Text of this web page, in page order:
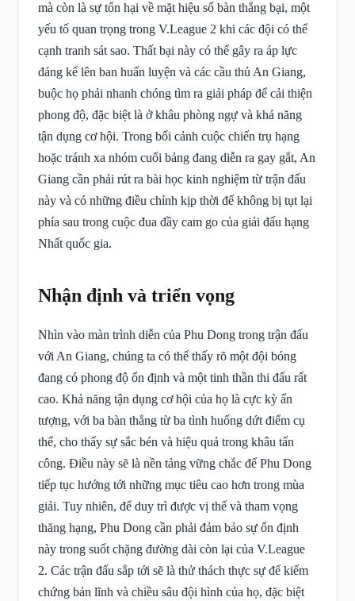
mà còn là sự tổn hại về mặt hiệu số bàn thắng bại, một
yếu tố quan trọng trong V.League 2 khi các đội có thể
cạnh tranh sát sao. Thất bại này có thể gây ra áp lực
đáng kể lên ban huấn luyện và các cầu thủ An Giang,
buộc họ phải nhanh chóng tìm ra giải pháp để cải thiện
phong độ, đặc biệt là ở khâu phòng ngự và khả năng
tận dụng cơ hội. Trong bối cảnh cuộc chiến trụ hạng
hoặc tránh xa nhóm cuối bảng đang diễn ra gay gắt, An
Giang cần phải rút ra bài học kinh nghiệm từ trận đấu
này và có những điều chỉnh kịp thời để không bị tụt lại
phía sau trong cuộc đua đầy cam go của giải đấu hạng
Nhất quốc gia.
Nhận định và triển vọng
Nhìn vào màn trình diễn của Phu Dong trong trận đấu
với An Giang, chúng ta có thể thấy rõ một đội bóng
đang có phong độ ổn định và một tinh thần thi đấu rất
cao. Khả năng tận dụng cơ hội của họ là cực kỳ ấn
tượng, với ba bàn thắng từ ba tình huống dứt điểm cụ
thể, cho thấy sự sắc bén và hiệu quả trong khâu tấn
công. Điều này sẽ là nền tảng vững chắc để Phu Dong
tiếp tục hướng tới những mục tiêu cao hơn trong mùa
giải. Tuy nhiên, để duy trì được vị thế và tham vọng
thăng hạng, Phu Dong cần phải đảm bảo sự ổn định
này trong suốt chặng đường dài còn lại của V.League
2. Các trận đấu sắp tới sẽ là thử thách thực sự để kiểm
chứng bản lĩnh và chiều sâu đội hình của họ, đặc biệt